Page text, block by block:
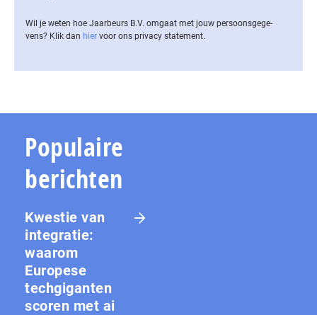
Wil je weten hoe Jaarbeurs B.V. omgaat met jouw per­soons­ge­ge­
vens? Klik dan hier voor ons privacy statement.
Populaire
berichten
Kwestie van
integratie:
waarom
Europese
techgiganten
scoren met ai